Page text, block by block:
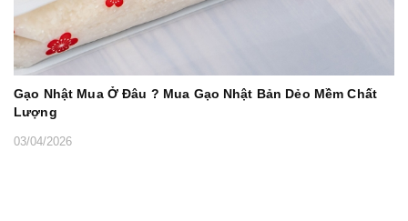
Gạo Nhật Mua Ở Đâu ? Mua Gạo Nhật Bản Dẻo Mềm Chất
Lượng
03/04/2026